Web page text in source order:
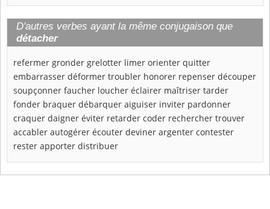
D'autres verbes ayant la même conjugaison que
détacher
refermer gronder grelotter limer orienter quitter
embarrasser déformer troubler honorer repenser découper
soupçonner faucher loucher éclairer maîtriser tarder
fonder braquer débarquer aiguiser inviter pardonner
craquer daigner éviter retarder coder rechercher trouver
accabler autogérer écouter deviner argenter contester
rester apporter distribuer